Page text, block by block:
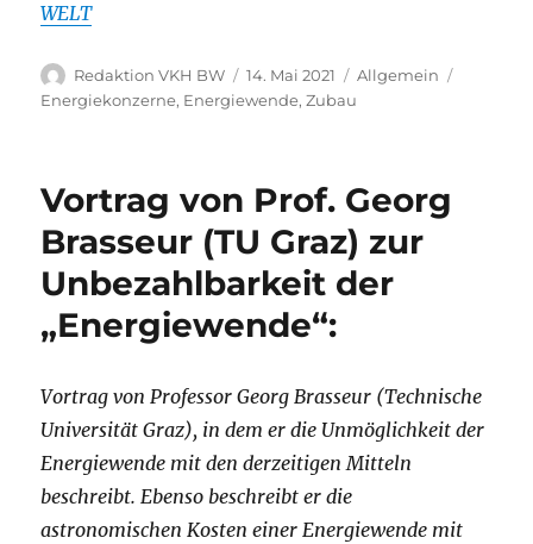
WELT
Autor
Redaktion VKH BW
Veröffentlicht
am
14. Mai 2021 Kategorien
Allgemein
Energiekonzerne, Energiewende,Zubau
Vortrag von Prof. Georg
Brasseur (TU Graz) zur
Unbezahlbarkeit der
„Energiewende“:
Vortrag von Professor Georg Brasseur (Technische
Universität Graz), in dem er die Unmöglichkeit der
Energiewende mit den derzeitigen Mitteln
beschreibt. Ebenso beschreibt er die
astronomischen Kosten einer Energiewende mit